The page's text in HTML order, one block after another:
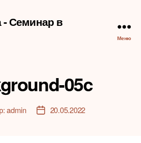
- Семинар в
Меню
05c
admin
Дата20.05.2022